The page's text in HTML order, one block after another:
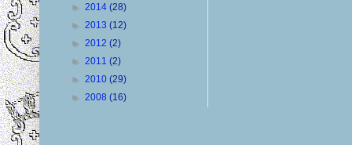
► 2014 (28)
► 2013 (12)
► 2012 (2)
► 2011 (2)
► 2010 (29)
► 2008 (16)